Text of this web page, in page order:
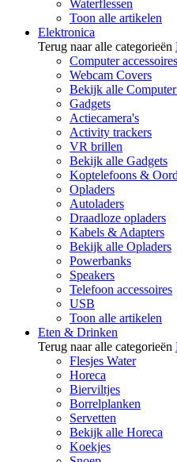
Waterflessen
Toon alle artikelen
Elektronica
Terug naar alle categorieën
Computer accessoires
Webcam Covers
Bekijk alle Computer
Gadgets
Actiecamera's
Activity trackers
VR brillen
Bekijk alle Gadgets
Koptelefoons &
Opladers
Autoladers
Draadloze opladers
Kabels & Adapters
Bekijk alle Opladers
Powerbanks
Speakers
Telefoon accessoires
USB
Toon alle artikelen
Eten & Drinken
Terug naar alle categorieën
Flesjes Water
Horeca
Bierviltjes
Borrelplanken
Servetten
Bekijk alle Horeca
Koekjes